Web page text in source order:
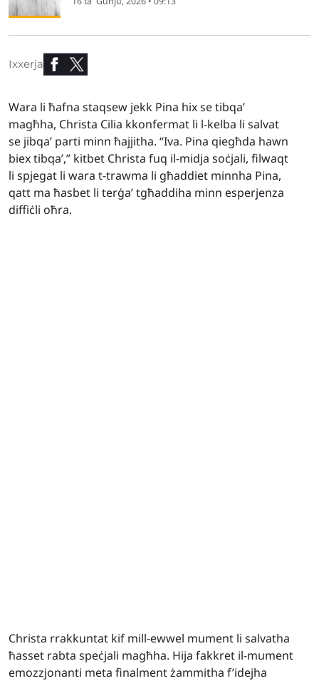
Ixxerja
Wara li ħafna staqsew jekk Pina hix se tibqa’
magħha, Christa Cilia kkonfermat li l-kelba li salvat
se jibqa’ parti minn ħajjitha. “Iva. Pina qiegħda hawn
biex tibqa’,” kitbet Christa fuq il-midja soċjali, filwaqt
li spjegat li wara t-trawma li għaddiet minnha Pina,
qatt ma ħasbet li terġa’ tgħaddiha minn esperjenza
diffiċli oħra.
Christa rrakkuntat kif mill-ewwel mument li salvatha
ħasset rabta speċjali magħha. Hija fakkret il-mument
emozzjonanti meta finalment żammitha f’idejha